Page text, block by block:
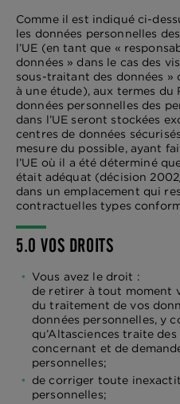
Comme il est indiqué ci-
les données personnelles
l’UE (en tant que «
données » dans le cas des
sous-traitant des données »
à une étude), aux termes du
données personnelles des
dans l’UE seront stockées
centres de données
mesure du possible, ayant
l’UE où il a été déterminé
était adéquat (décision
dans un emplacement qui
contractuelles types
5.0 VOS DROITS
Vous avez le droit :
de retirer à tout moment
du traitement de vos
données personnelles, y
qu’Altasciences traite
concernant et de
personnelles;
de corriger toute
personnelles;